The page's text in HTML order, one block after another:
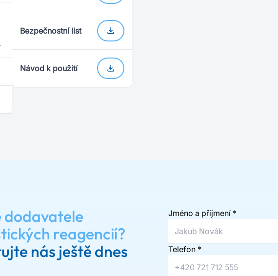
Bezpečnostní list
Návod k použití
dodavatele
reagencií?
nás ještě dnes
Jméno a přijmení *
Telefon *